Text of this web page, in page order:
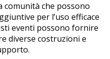
comunità che possono
per l’uso efficace
eventi possono fornire
diverse costruzioni e